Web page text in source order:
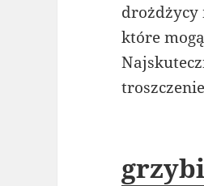
drożdżycy
które